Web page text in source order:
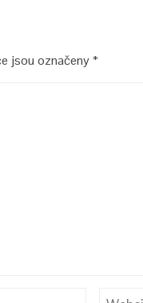
jsou označeny*